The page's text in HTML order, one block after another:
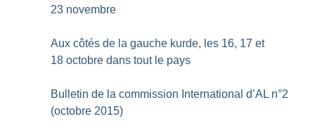
23 novembre
Aux côtés de la gauche kurde, les 16, 17 et
18 octobre dans tout le pays
Bulletin de la commission International d’AL n°2
(octobre 2015)